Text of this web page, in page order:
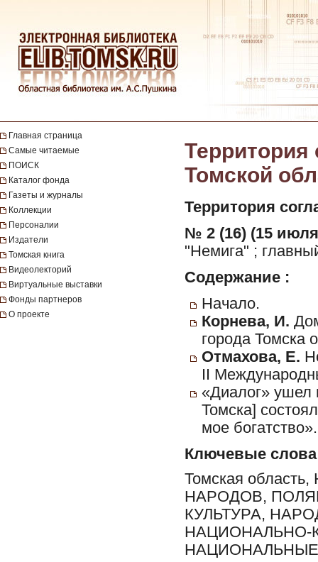
Главная страница
Самые читаемые
ПОИСК
Каталог фонда
Газеты и журналы
Коллекции
Персоналии
Издатели
Томская книга
Видеолекторий
Виртуальные выставки
Фонды партнеров
О проекте
Территория
Томской
Территория
№ 2 (16) (15
"Немига" ;
Содержание :
Начало.
Корнева, И.
города Томска
Отмахова, Е.
II
«Диалог» ушел
Томска]
мое богатство».
Ключевые слова
Томская
НАРОДОВ,
КУЛЬТУРА,
НАЦИОНАЛЬНО-